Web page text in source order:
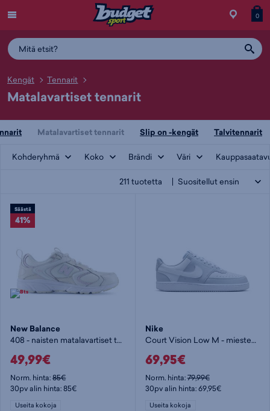
Siirry
0
Kengät Tennarit
Matalavartiset tennarit
Matalavartiset tennarit Slip on -kengät Talvitennarit
Kohderyhmä Koko Brändi Väri
211 tuotetta
Säästä
41%
New Balance
408 - naisten matalavartiset tennarit
49,99€
Norm. hinta:85€
30pv alin hinta: 85€
Useita kokoja
Nike
Court Vision Low M - miesten matalavartiset tennarit
69,95€
Norm. hinta:79,99€
30pv alin hinta: 69,95€
Useita kokoja